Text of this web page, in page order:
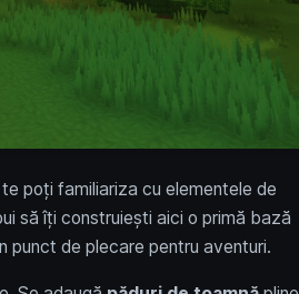
poți familiariza cu elementele de
să îți construiești aici o primă bază
de plecare pentru aventuri.